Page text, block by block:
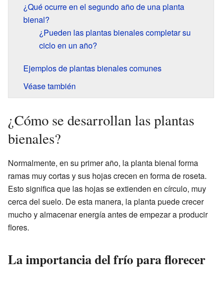
¿Qué ocurre en el segundo año de una planta
bienal?
¿Pueden las plantas bienales completar su
ciclo en un año?
Ejemplos de plantas bienales comunes
Véase también
¿Cómo se desarrollan las plantas
bienales?
Normalmente, en su primer año, la planta bienal forma
ramas muy cortas y sus hojas crecen en forma de roseta.
Esto significa que las hojas se extienden en círculo, muy
cerca del suelo. De esta manera, la planta puede crecer
mucho y almacenar energía antes de empezar a producir
flores.
La importancia del frío para florecer